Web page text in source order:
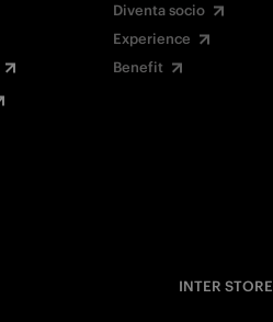
Diventa socio
Experience
Benefit
INTER STORE